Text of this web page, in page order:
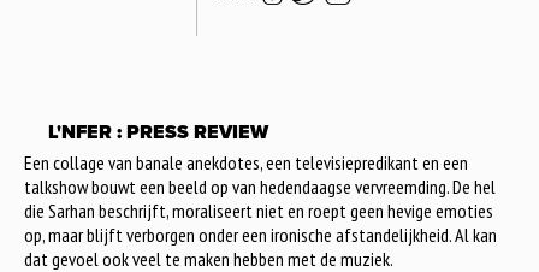
L'NFER : PRESS REVIEW
Een collage van banale anekdotes, een televisiepredikant en een
talkshow bouwt een beeld op van hedendaagse vervreemding. De hel
die Sarhan beschrijft, moraliseert niet en roept geen hevige emoties
op, maar blijft verborgen onder een ironische afstandelijkheid. Al kan
dat gevoel ook veel te maken hebben met de muziek.